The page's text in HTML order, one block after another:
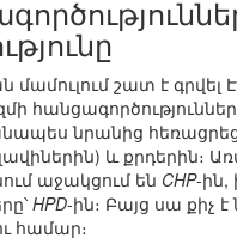
մամուլում շատ է գրվել
նրանից
և քրդերին։
աջակցում են CHP-ին,
HPD-ին։ Բայց սա քիչ է
համար։